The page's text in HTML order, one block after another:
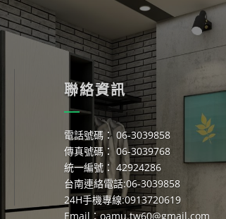
聯絡資訊
電話號碼： 06-3039858
傳真號碼： 06-3039768
統一編號： 42924286
台南連絡電話:06-3039858
24H手機專線:0913720619
Email：oamu.tw60@gmail.com